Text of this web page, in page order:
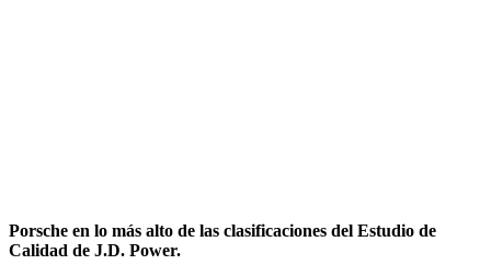
Porsche en lo más alto de las clasificaciones del Estudio de
Calidad de J.D. Power.